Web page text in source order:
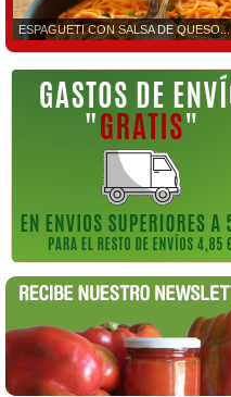
ESPAGUETI CON SALSA DE QUESO...